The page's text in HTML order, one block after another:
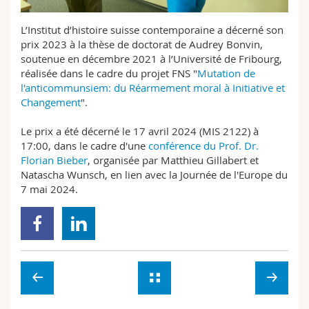
Sciences et médecine
Interfacultaire
Collaborateurs
Doctorants
Webmail
Programme des cours
MyUnifr
L’Institut d’histoire suisse contemporaine a décerné son
prix 2023 à la thèse de doctorat de Audrey Bonvin,
soutenue en décembre 2021 à l’Université de Fribourg,
réalisée dans le cadre du projet FNS "Mutation de
l'anticommunsiem: du Réarmement moral à Initiative et
Changement".
Le prix a été décerné le 17 avril 2024 (MIS 2122) à
17:00, dans le cadre d'une conférence du Prof. Dr.
Florian Bieber, organisée par Matthieu Gillabert et
Natascha Wunsch, en lien avec la Journée de l'Europe du
7 mai 2024.